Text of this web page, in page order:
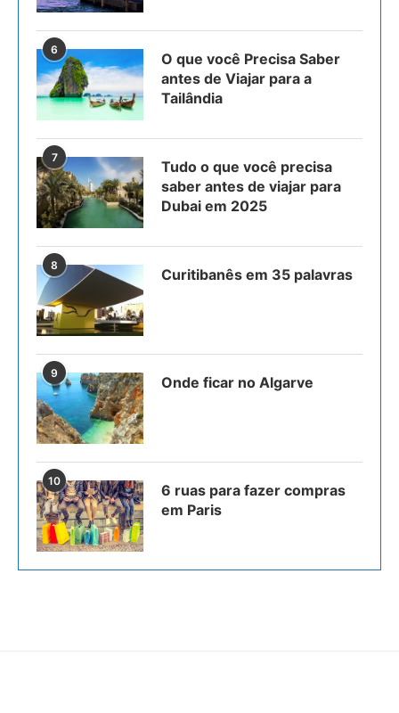
6
O que você Precisa Saber
antes de Viajar para a
Tailândia
7
Tudo o que você precisa
saber antes de viajar para
Dubai em 2025
8
Curitibanês em 35 palavras
9
Onde ficar no Algarve
10
6 ruas para fazer compras
em Paris